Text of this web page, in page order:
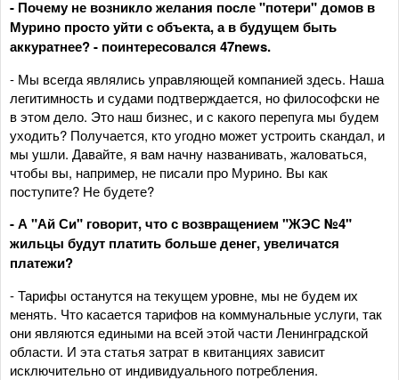
- Почему не возникло желания после "потери" домов в
Мурино просто уйти с объекта, а в будущем быть
аккуратнее? - поинтересовался 47news.
- Мы всегда являлись управляющей компанией здесь. Наша
легитимность и судами подтверждается, но философски не
в этом дело. Это наш бизнес, и с какого перепуга мы будем
уходить? Получается, кто угодно может устроить скандал, и
мы ушли. Давайте, я вам начну названивать, жаловаться,
чтобы вы, например, не писали про Мурино. Вы как
поступите? Не будете?
- А "Ай Си" говорит, что с возвращением "ЖЭС №4"
жильцы будут платить больше денег, увеличатся
платежи?
- Тарифы останутся на текущем уровне, мы не будем их
менять. Что касается тарифов на коммунальные услуги, так
они являются едиными на всей этой части Ленинградской
области. И эта статья затрат в квитанциях зависит
исключительно от индивидуального потребления.